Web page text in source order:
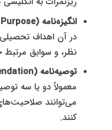
انگیزه‌نامه (SOP – Statement of Purpose):
در آن اهداف
نظر، و سوابق
توصیه‌نامه (LOR – Letters of Recommendation):
معمولاً دو یا سه
می‌توانند
کنند.